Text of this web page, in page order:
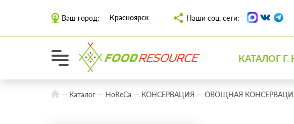
Ваш город: Красноярск Наши соц. сети:
КАТАЛОГ
Каталог HoReCa КОНСЕРВАЦИЯ ОВОЩНАЯ